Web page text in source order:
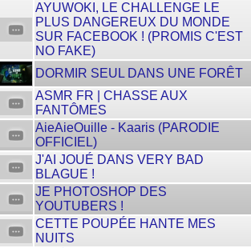
AYUWOKI, LE CHALLENGE LE
PLUS DANGEREUX DU MONDE
SUR FACEBOOK ! (PROMIS C'EST
NO FAKE)
DORMIR SEUL DANS UNE FORÊT
ASMR FR | CHASSE AUX
FANTÔMES
AieAieOuille - Kaaris (PARODIE
OFFICIEL)
J'AI JOUÉ DANS VERY BAD
BLAGUE !
JE PHOTOSHOP DES
YOUTUBERS !
CETTE POUPÉE HANTE MES
NUITS